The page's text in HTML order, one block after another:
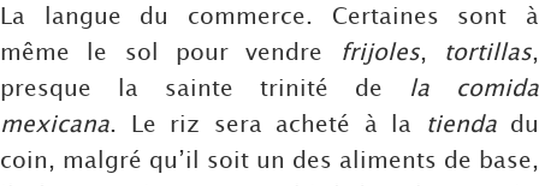
La langue du commerce. Certaines sont à
même le sol pour vendre
frijoles, tortillas,
presque la sainte trinité de la comida
mexicana. Le riz sera acheté à la tiendadu
coin, malgré qu’il soit un des aliments de base,